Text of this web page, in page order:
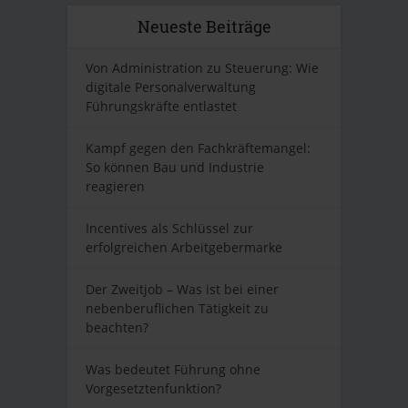
Neueste Beiträge
Von Administration zu Steuerung: Wie
digitale Personalverwaltung
Führungskräfte entlastet
Kampf gegen den Fachkräftemangel:
So können Bau und Industrie
reagieren
Incentives als Schlüssel zur
erfolgreichen Arbeitgebermarke
Der Zweitjob – Was ist bei einer
nebenberuflichen Tätigkeit zu
beachten?
Was bedeutet Führung ohne
Vorgesetztenfunktion?